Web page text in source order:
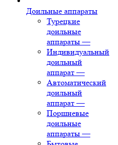
Доильные аппараты
Турецкие
доильные
аппараты —
Индивидуальный
доильный
аппарат —
Автоматический
доильный
аппарат —
Поршневые
доильные
аппараты —